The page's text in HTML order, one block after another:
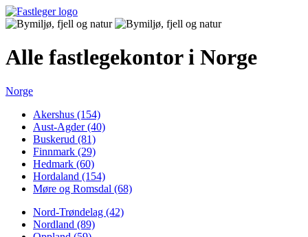
Alle fastlegekontor i Norge
Norge
Akershus (154)
Aust-Agder (40)
Buskerud (81)
Finnmark (29)
Hedmark (60)
Hordaland (154)
Møre og Romsdal (68)
Nord-Trøndelag (42)
Nordland (89)